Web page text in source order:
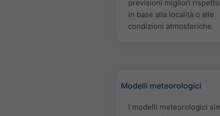
previsioni migliori
in base alla località o alle
condizioni atmosferiche.
Modelli meteorologici
I modelli meteorologici